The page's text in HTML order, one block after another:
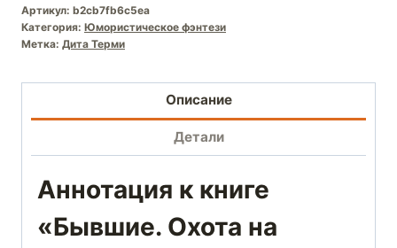
Артикул: b2cb7fb6c5ea
Категория: Юмористическое фэнтези
Метка: Дита Терми
Описание
Детали
Аннотация к книге
«Бывшие. Охота на